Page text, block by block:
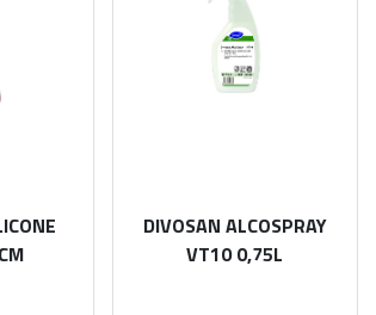
DIVOSAN ALCOSPRAY
VT10 0,75L